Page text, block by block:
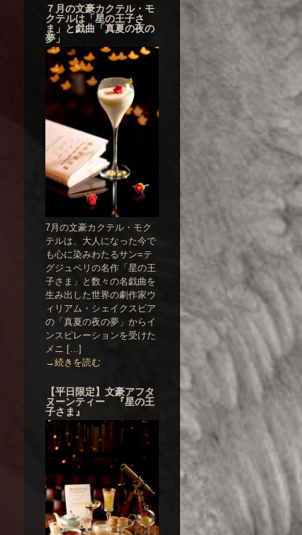
７月の文豪カクテル・モ
クテルは「星の王子さ
ま」と戯曲「真夏の夜の
夢」
7月の文豪カクテル・モク
テルは、大人になった今で
も心に染みわたるサン=テ
グジュペリの名作「星の王
子さま」と数々の名戯曲を
生み出した世界の劇作家ウ
ィリアム・シェイクスピア
の「真夏の夜の夢」からイ
ンスピレーションを受けた
メニ […]
→続きを読む
【平日限定】文豪アフタ
ヌーンティー 『星の王
子さま』